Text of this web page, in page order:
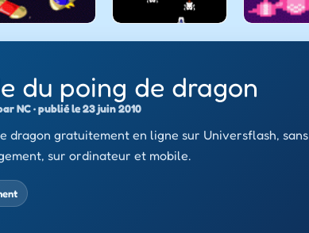
du poing de dragon
NC · publié le 23 juin 2010
dragon gratuitement en ligne sur Universflash, sans
sur ordinateur et mobile.